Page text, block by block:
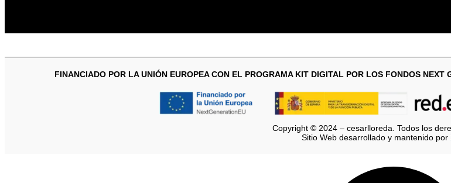
FINANCIADO POR LA UNIÓN EUROPEA CON EL PROGRAMA KIT DIGITAL POR LOS FONDOS
Copyright © 2024 – cesarlloreda. Todos los
Sitio Web desarrollado y mantenido por